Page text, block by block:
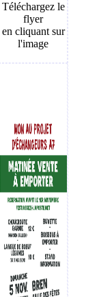
Téléchargez le
flyer
en cliquant sur
l'image